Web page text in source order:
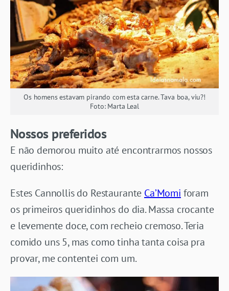
Os homens estavam pirando com esta carne. Tava boa, viu?!
Foto: Marta Leal
Nossos preferidos
E não demorou muito até encontrarmos nossos
queridinhos:
Estes Cannollis do Restaurante Ca’Momi foram
os primeiros queridinhos do dia. Massa crocante
e levemente doce, com recheio cremoso. Teria
comido uns 5, mas como tinha tanta coisa pra
provar, me contentei com um.